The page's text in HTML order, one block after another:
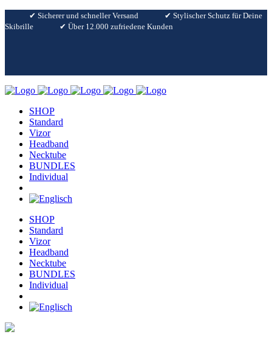
✔︎ Sicherer und schneller Versand
✔︎ Stylischer Schutz für Deine
Skibrille
✔︎ Über 12.000 zufriedene Kunden
SHOP
Standard
Vizor
Headband
Necktube
BUNDLES
Individual
SHOP
Standard
Vizor
Headband
Necktube
BUNDLES
Individual